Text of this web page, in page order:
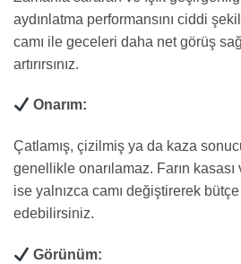
aydınlatma performansını ciddi
camı ile geceleri daha net görüş
artırırsınız.
Onarım:
Çatlamış, çizilmiş ya da kaza
genellikle onarılamaz. Farın
ise yalnızca camı değiştirerek
edebilirsiniz.
Görünüm: